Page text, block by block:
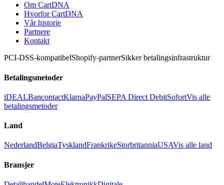
Om CartDNA
Hvorfor CartDNA
Vår historie
Partnere
Kontakt
PCI-DSS-kompatibelShopify-partnerSikker betalingsinfrastruktur
Betalingsmetoder
iDEALBancontactKlarnaPayPalSEPA Direct DebitSofortVis alle
betalingsmetoder
Land
NederlandBelgiaTysklandFrankrikeStorbritanniaUSAVis alle land
Bransjer